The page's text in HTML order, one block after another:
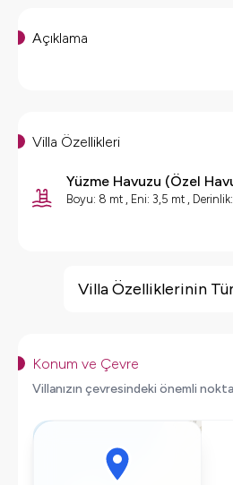
Açıklama
Villa Özellikleri
Yüzme Havuzu (Özel
Boyu: 8 mt , Eni: 3,5 mt ,
Çocuk Oyun Alanı
Masa Tenisi
Salıncak
Saç Kurutma Makinası
Bulaşık Makinesi
Villa Özelliklerinin
Konum ve Çevre
Villanızın çevresindeki önemli